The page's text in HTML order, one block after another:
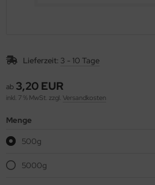
Lieferzeit: 3 - 10 Tage
ab 3,20 EUR
inkl. 7 % MwSt. zzgl. Versandkosten
Menge
500g
5000g